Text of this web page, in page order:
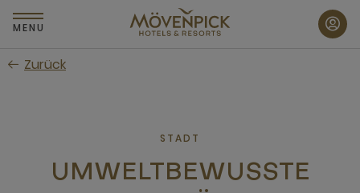
Zum
Hauptinhalt
MENU
Zurück
STADT
UMWELTBEWUSSTE